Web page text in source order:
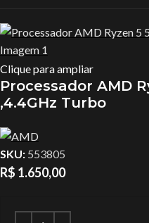
Clique para ampliar
Processador AMD
,4.4GHz Turbo
SKU: 553805
R$ 1.650,00